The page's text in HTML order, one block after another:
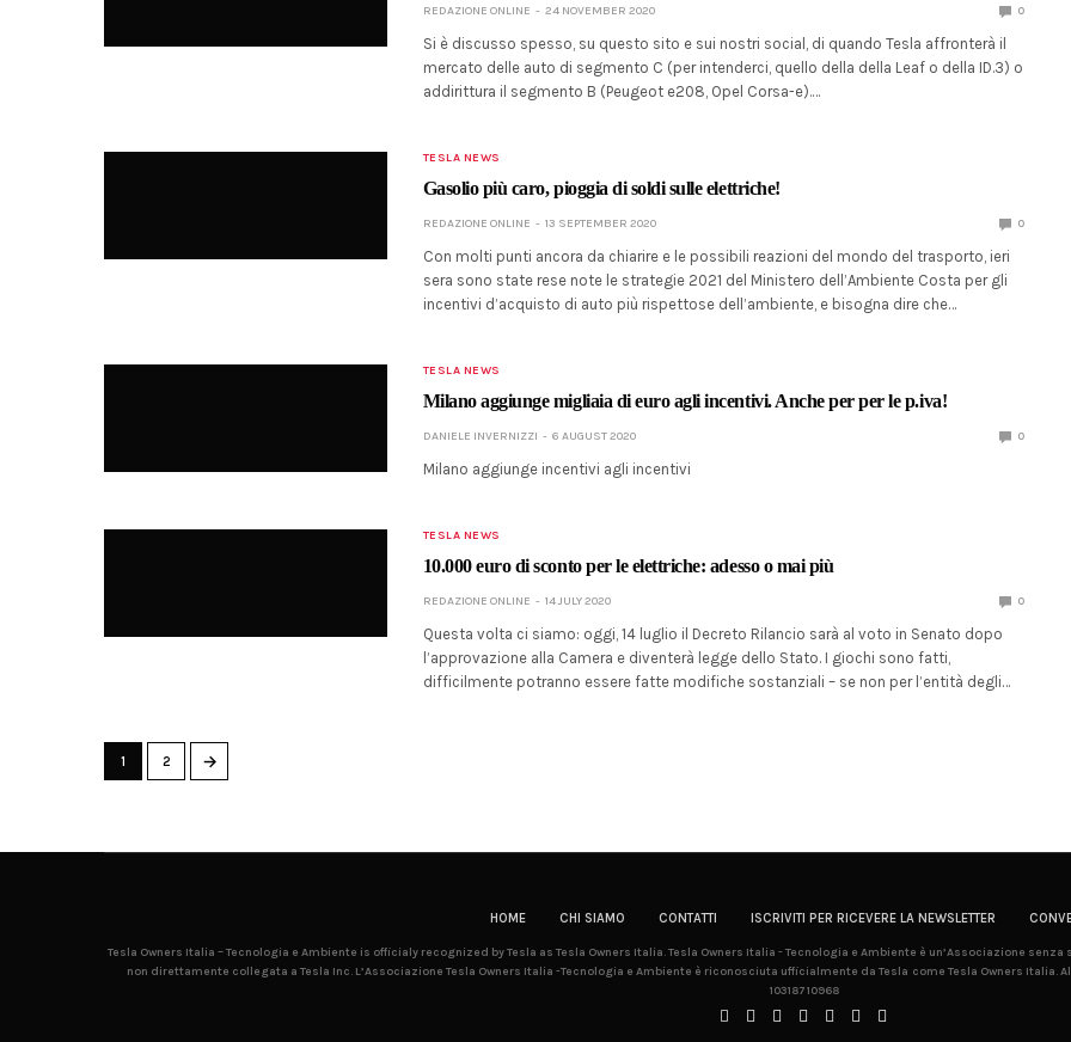
REDAZIONE ONLINE 24 NOVEMBER 2020 0
Si è discusso spesso, su questo sito e sui nostri social, di quando Tesla affronterà il
mercato delle auto di segmento C (per intenderci, quello della della Leaf o della ID.3) o
addirittura il segmento B (Peugeot e208, Opel Corsa-e).…
TESLA NEWS
Gasolio più caro, pioggia di soldi sulle elettriche!
REDAZIONE ONLINE 13 SEPTEMBER 2020 0
Con molti punti ancora da chiarire e le possibili reazioni del mondo del trasporto, ieri
sera sono state rese note le strategie 2021 del Ministero dell’Ambiente Costa per gli
incentivi d’acquisto di auto più rispettose dell’ambiente, e bisogna dire che…
TESLA NEWS
Milano aggiunge migliaia di euro agli incentivi. Anche per per le p.iva!
DANIELE INVERNIZZI 6 AUGUST 2020 0
Milano aggiunge incentivi agli incentivi
TESLA NEWS
10.000 euro di sconto per le elettriche: adesso o mai più
REDAZIONE ONLINE 14 JULY 2020 0
Questa volta ci siamo: oggi, 14 luglio il Decreto Rilancio sarà al voto in Senato dopo
l’approvazione alla Camera e diventerà legge dello Stato. I giochi sono fatti,
difficilmente potranno essere fatte modifiche sostanziali – se non per l’entità degli…
1 2 →
HOME CHI SIAMO CONTATTI ISCRIVITI PER RICEVERE LA NEWSLETTER
Tesla Owners Italia – Tecnologia e Ambiente is officialy recognized by Tesla as Tesla Owners Italia. Tesla Owners Italia - Tecnologia e Ambiente è un’Associazione
non direttamente collegata a Tesla Inc. L’Associazione Tesla Owners Italia -Tecnologia e Ambiente è riconosciuta ufficialmente da Tesla come Tesla Owners Italia. All
10318710968